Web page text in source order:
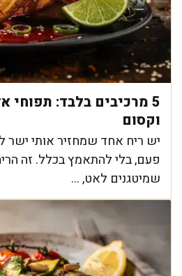
5 מרכיבים בלבד: תפוחי
וקסום
יש ריח אחד שמחזיר אותי ישר
פעם, בלי להתאמץ בכלל. זה
שמיטגנים לאט, ...